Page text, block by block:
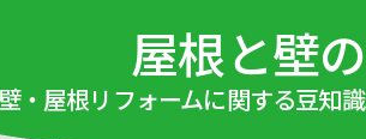
屋根と壁
・屋根リフォームに関する豆知